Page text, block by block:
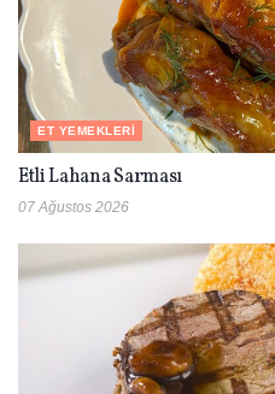
ET YEMEKLERI
Etli Lahana Sarması
07 Ağustos 2026